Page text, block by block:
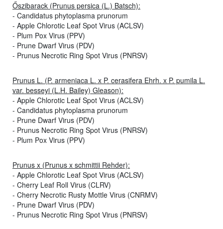
Őszibarack (Prunus persica (L.) Batsch):
- Candidatus phytoplasma prunorum
- Apple Chlorotic Leaf Spot Virus (ACLSV)
- Plum Pox Virus (PPV)
- Prune Dwarf Virus (PDV)
- Prunus Necrotic Ring Spot Virus (PNRSV)
Prunus L. (P. armeniaca L. x P. cerasifera Ehrh. x P. pumila L.
var. besseyi (L.H. Bailey) Gleason):
- Apple Chlorotic Leaf Spot Virus (ACLSV)
- Candidatus phytoplasma prunorum
- Prune Dwarf Virus (PDV)
- Prunus Necrotic Ring Spot Virus (PNRSV)
- Plum Pox Virus (PPV)
Prunus x (Prunus x schmittii Rehder):
- Apple Chlorotic Leaf Spot Virus (ACLSV)
- Cherry Leaf Roll Virus (CLRV)
- Cherry Necrotic Rusty Mottle Virus (CNRMV)
- Prune Dwarf Virus (PDV)
- Prunus Necrotic Ring Spot Virus (PNRSV)